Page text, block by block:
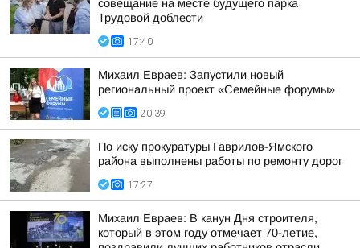
совещание на месте будущего парка
Трудовой доблести
17:40
Михаил Евраев: Запустили новый
региональный проект «Семейные форумы»
20:39
По иску прокуратуры Гаврилов-Ямского
района выполнены работы по ремонту дорог
17:27
Михаил Евраев: В канун Дня строителя,
который в этом году отмечает 70-летие,